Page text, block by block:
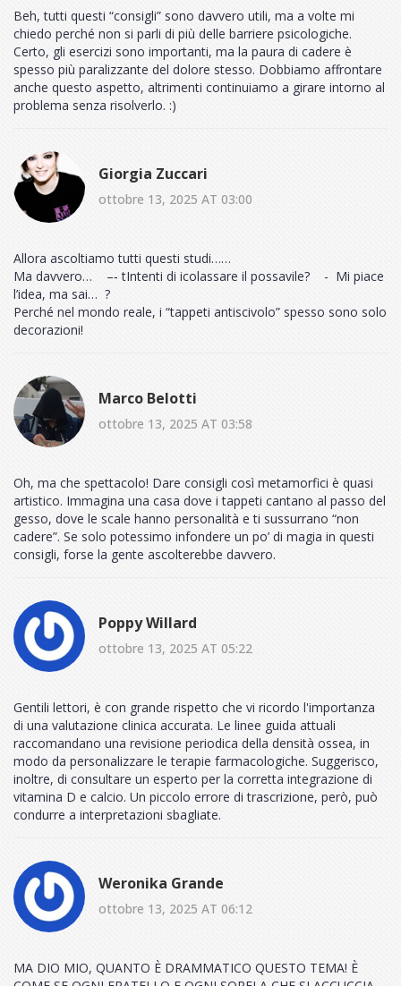
Beh, tutti questi “consigli” sono davvero utili, ma a volte mi
chiedo perché non si parli di più delle barriere psicologiche.
Certo, gli esercizi sono importanti, ma la paura di cadere è
spesso più paralizzante del dolore stesso. Dobbiamo affrontare
anche questo aspetto, altrimenti continuiamo a girare intorno al
problema senza risolverlo. :)
Giorgia Zuccari
ottobre 13, 2025 AT 03:00
Allora ascoltiamo tutti questi studi……
Ma davvero… –‑ tIntenti di icolassare il possavile? - Mi piace
l’idea, ma sai… ?
Perché nel mondo reale, i “tappeti antiscivolo” spesso sono solo
decorazioni!
Marco Belotti
ottobre 13, 2025 AT 03:58
Oh, ma che spettacolo! Dare consigli così metamorfici è quasi
artistico. Immagina una casa dove i tappeti cantano al passo del
gesso, dove le scale hanno personalità e ti sussurrano “non
cadere”. Se solo potessimo infondere un po’ di magia in questi
consigli, forse la gente ascolterebbe davvero.
Poppy Willard
ottobre 13, 2025 AT 05:22
Gentili lettori, è con grande rispetto che vi ricordo l'importanza
di una valutazione clinica accurata. Le linee guida attuali
raccomandano una revisione periodica della densità ossea, in
modo da personalizzare le terapie farmacologiche. Suggerisco,
inoltre, di consultare un esperto per la corretta integrazione di
vitamina D e calcio. Un piccolo errore di trascrizione, però, può
condurre a interpretazioni sbagliate.
Weronika Grande
ottobre 13, 2025 AT 06:12
MA DIO MIO, QUANTO È DRAMMATICO QUESTO TEMA! È